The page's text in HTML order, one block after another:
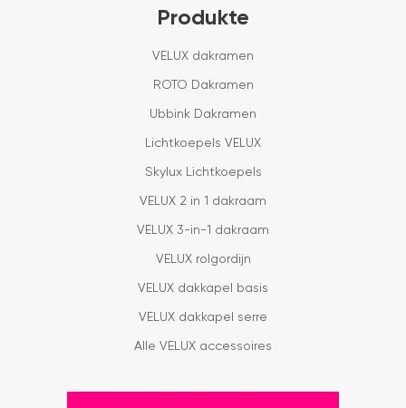
Produkte
VELUX dakramen
ROTO Dakramen
Ubbink Dakramen
Lichtkoepels VELUX
Skylux Lichtkoepels
VELUX 2 in 1 dakraam
VELUX 3-in-1 dakraam
VELUX rolgordijn
VELUX dakkapel basis
VELUX dakkapel serre
Alle VELUX accessoires